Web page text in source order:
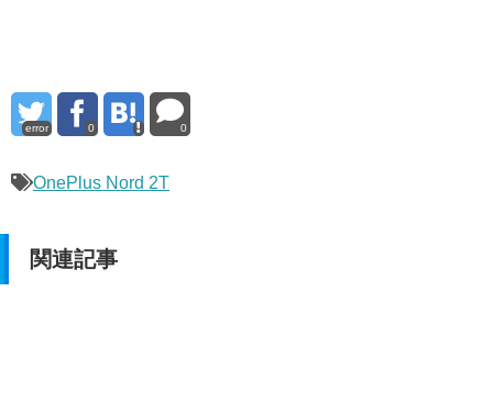
error 0 0
OnePlus Nord 2T
関連記事